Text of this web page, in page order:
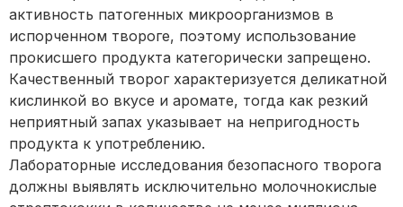
активность патогенных микроорганизмов в
испорченном твороге, поэтому использование
прокисшего продукта категорически запрещено.
Качественный творог характеризуется деликатной
кислинкой во вкусе и аромате, тогда как резкий
неприятный запах указывает на непригодность
продукта к употреблению.
Лабораторные исследования безопасного творога
должны выявлять исключительно молочнокислые